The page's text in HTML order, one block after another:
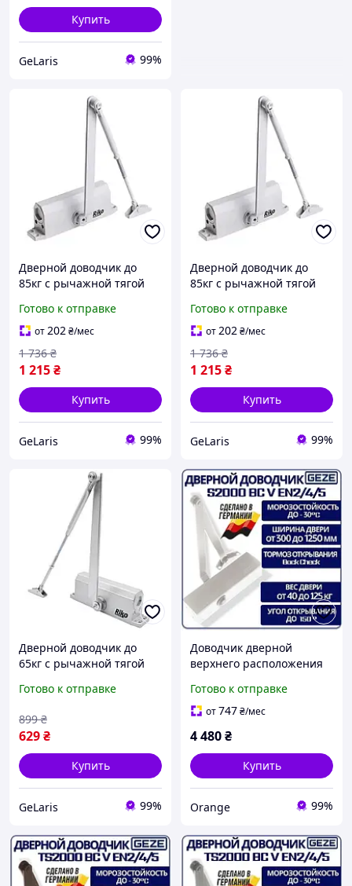
Купить
GeLaris 99%
Дверной доводчик до
85кг с рычажной тягой
Доводчик дверной /
Доводчик на входную
дверь
Готово к отправке
от202₴/мес
1 215₴
1 736 ₴
Купить
GeLaris 99%
Дверной доводчик до
85кг с рычажной тягой
Доводчик дверной /
Доводчик на входную
дверь
Готово к отправке
от202₴/мес
1 215₴
1 736 ₴
Купить
GeLaris 99%
Дверной доводчик до
65кг с рычажной тягой
Доводчик дверной /
дверь
Готово к отправке
629₴
899 ₴
Купить
GeLaris 99%
Доводчик дверной
верхнего расположения
TS 2000 с локтевой тягой
до 100 кг белый
Готово к отправке
от747₴/мес
4 480₴
Купить
Orange 99%